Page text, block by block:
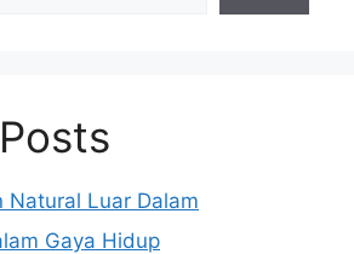
Natural Luar Dalam
Gaya Hidup